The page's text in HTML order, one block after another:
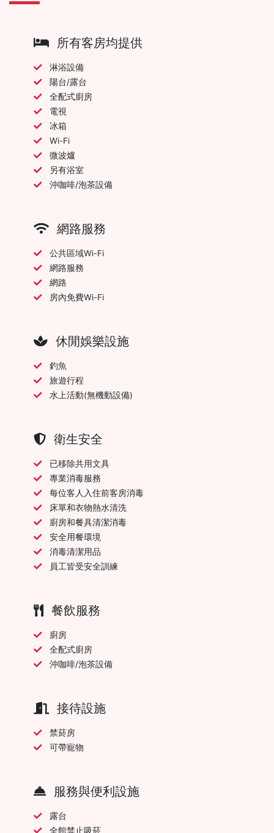
所有客房均提供
淋浴設備
陽台/露台
全配式廚房
電視
冰箱
Wi-Fi
微波爐
另有浴室
沖咖啡/泡茶設備
網路服務
公共區域Wi-Fi
網路服務
網路
房內免費Wi-Fi
休閒娛樂設施
釣魚
旅遊行程
水上活動(無機動設備)
衛生安全
已移除共用文具
專業消毒服務
每位客人入住前客房消毒
床單和衣物熱水清洗
廚房和餐具清潔消毒
安全用餐環境
消毒清潔用品
員工皆受安全訓練
餐飲服務
廚房
全配式廚房
沖咖啡/泡茶設備
接待設施
禁菸房
可帶寵物
服務與便利設施
露台
全館禁止吸菸